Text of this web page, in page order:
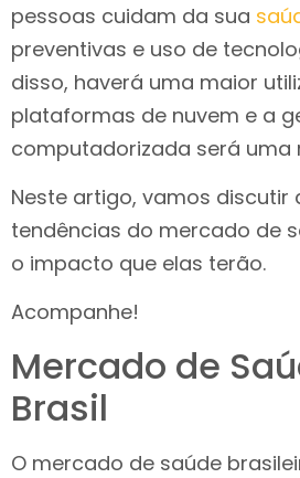
pessoas cuidam da sua
preventivas e uso de
disso, haverá uma maior
plataformas de nuvem e a
computadorizada será uma
Neste artigo, vamos discutir
tendências do mercado de
o impacto que elas terão.
Acompanhe!
Mercado de
Brasil
O mercado de saúde